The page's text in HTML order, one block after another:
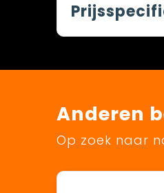
Anderen
Op zoek naar